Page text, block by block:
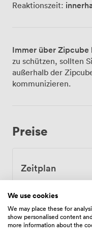
Workshop o.ä.)- bis
Moccamaster
hohe Raum mit
einem Altbau (von
Reaktionszeit:
Immer über Zipcube
zu schützen, sollten
außerhalb der
kommunizieren.
Preise
Zeitplan
Von
We use cookies
We may place these for
show personalised content
more information about the